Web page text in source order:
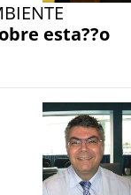
esta??o